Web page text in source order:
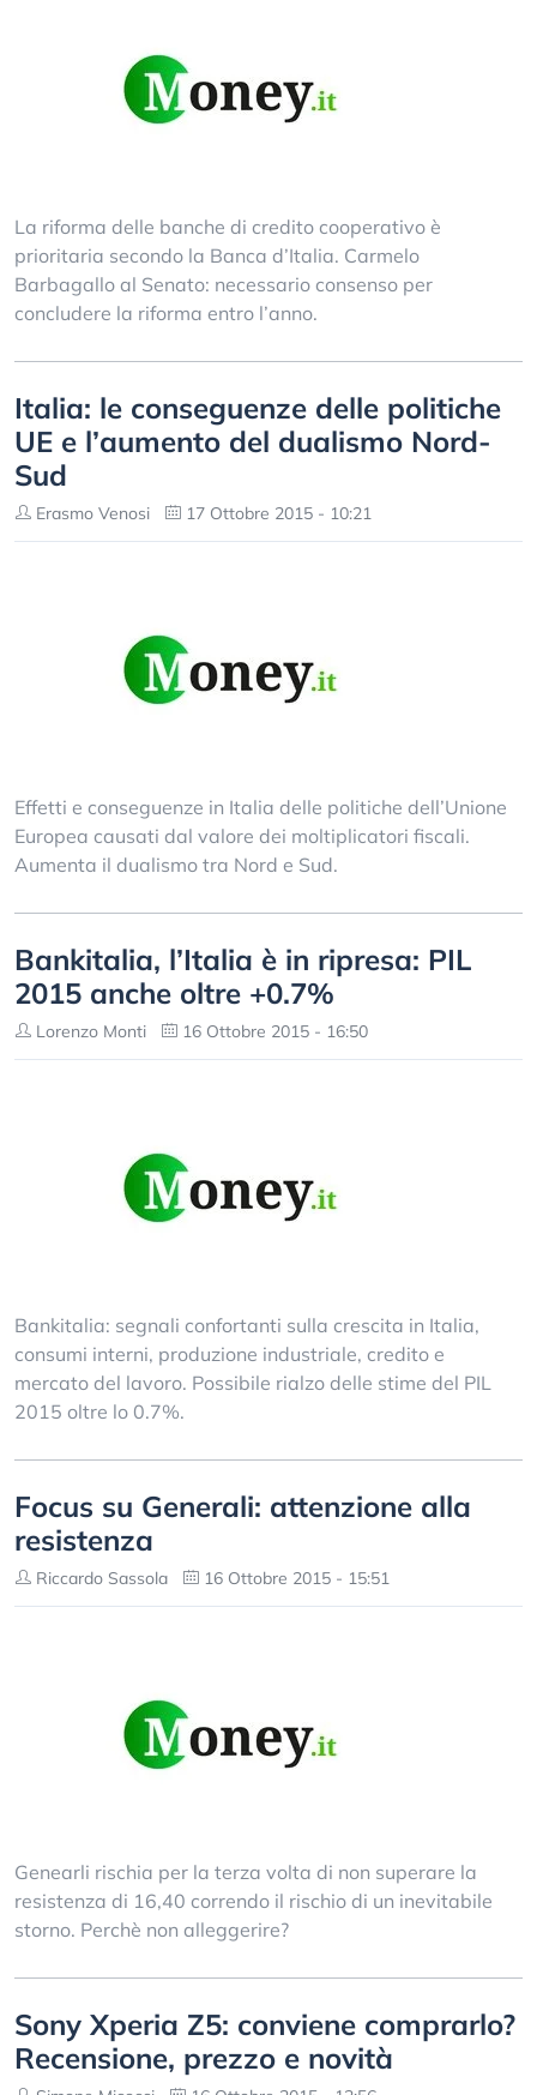
La riforma delle banche di credito cooperativo è
prioritaria secondo la Banca d’Italia. Carmelo
Barbagallo al Senato: necessario consenso per
concludere la riforma entro l’anno.
Italia: le conseguenze delle politiche
UE e l’aumento del dualismo Nord-
Sud
Erasmo Venosi 17 Ottobre 2015 - 10:21
Effetti e conseguenze in Italia delle politiche dell’Unione
Europea causati dal valore dei moltiplicatori fiscali.
Aumenta il dualismo tra Nord e Sud.
Bankitalia, l’Italia è in ripresa: PIL
2015 anche oltre +0.7%
Lorenzo Monti 16 Ottobre 2015 - 16:50
Bankitalia: segnali confortanti sulla crescita in Italia,
consumi interni, produzione industriale, credito e
mercato del lavoro. Possibile rialzo delle stime del PIL
2015 oltre lo 0.7%.
Focus su Generali: attenzione alla
resistenza
Riccardo Sassola 16 Ottobre 2015 - 15:51
Genearli rischia per la terza volta di non superare la
resistenza di 16,40 correndo il rischio di un inevitabile
storno. Perchè non alleggerire?
Sony Xperia Z5: conviene comprarlo?
Recensione, prezzo e novità